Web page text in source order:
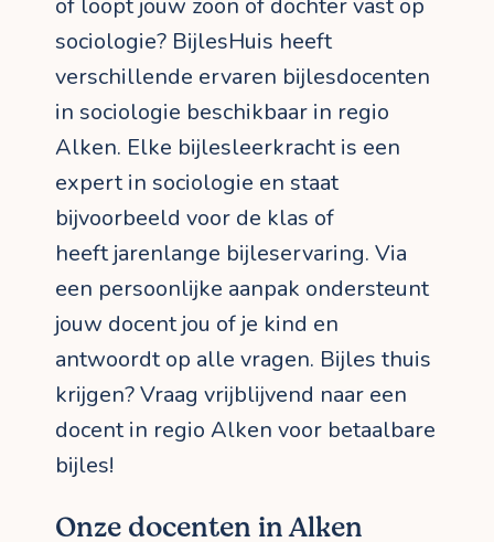
of loopt jouw zoon of dochter vast op
sociologie? BijlesHuis heeft
verschillende ervaren bijlesdocenten
in sociologie beschikbaar in regio
Alken. Elke bijlesleerkracht is een
expert in sociologie en staat
bijvoorbeeld voor de klas of
heeft jarenlange bijleservaring. Via
een persoonlijke aanpak ondersteunt
jouw docent jou of je kind en
antwoordt op alle vragen. Bijles thuis
krijgen? Vraag vrijblijvend naar een
docent in regio Alken voor betaalbare
bijles!
Onze docenten in Alken